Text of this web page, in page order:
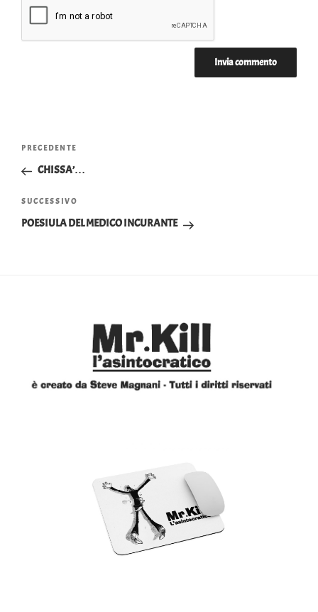
Articolo
precedente:
PRECEDENTE
CHISSA’…
Articolo
successivo
SUCCESSIVO
POESIULA DEL MEDICO INCURANTE